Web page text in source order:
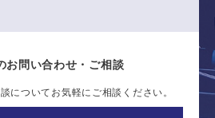
お問い合わせ・ご相談
についてお気軽にご相談ください。